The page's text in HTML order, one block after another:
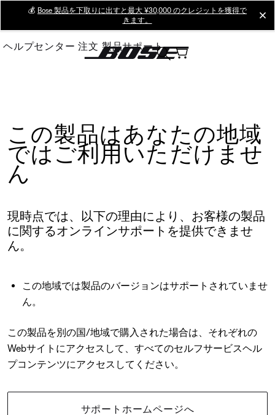
Main
💰 Bose 製品を下取りに出すと最大 ¥30,000 のクレジットを獲得で
きます。
ヘルプセンター 注文 製品サポート
この製品はあなたの地域
ではご利用いただけませ
ん
現時点では、以下の理由により、お客様の製品
に関するオンラインサポートを提供できませ
ん。
この地域では製品のバージョンはサポートされていませ
ん。
この製品を別の国/地域で購入された場合は、それぞれの
Webサイトにアクセスして、すべてのセルフサービスヘル
プコンテンツにアクセスしてください。
サポートホームページへ